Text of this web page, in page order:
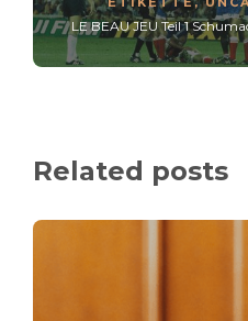
LE BEAU JEU Teil 1
Related posts